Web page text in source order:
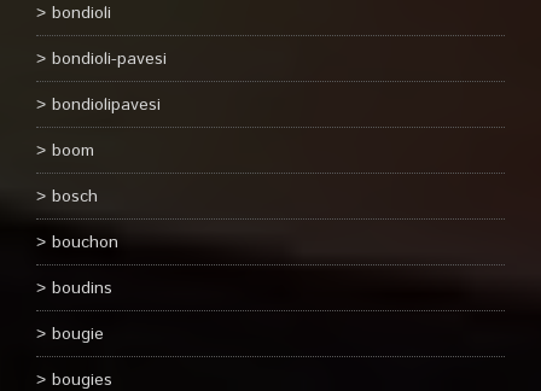
bondioli
bondioli-pavesi
bondiolipavesi
boom
bosch
bouchon
boudins
bougie
bougies